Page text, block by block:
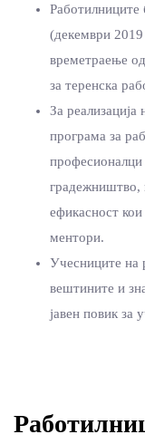
Работилниците
(декември 2019
времетраење
за теренска
За
програма за
професионалци
градежништво,
ефикасност кои
ментори.
Учесниците на
вештините и
јавен повик за